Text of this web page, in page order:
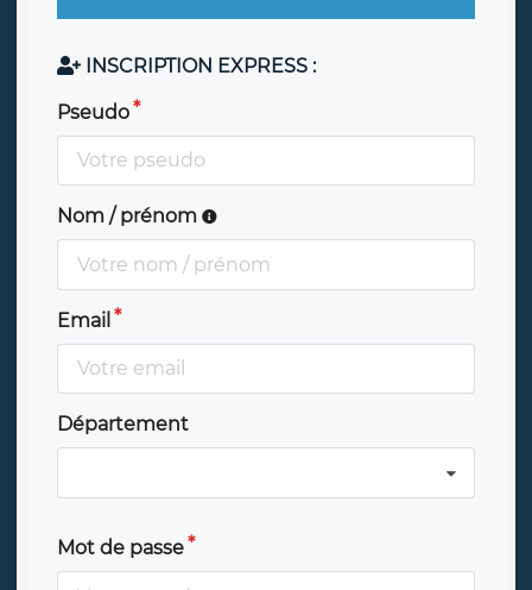
INSCRIPTION EXPRESS :
Pseudo
Nom / prénom
Email
Département
Mot de passe